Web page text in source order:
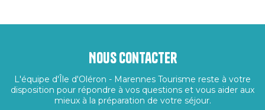
Nous contacter
L'équipe d'Île d'Oléron - Marennes Tourisme reste à votre
disposition pour répondre à vos questions et vous aider aux
mieux à la préparation de votre séjour.